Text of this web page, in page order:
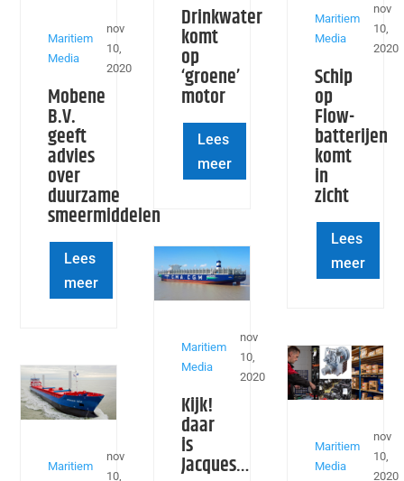
Drinkwater
komt
op
‘groene’
motor
Lees
meer
Maritiem
Media
nov
10,
2020
Schip
op
Flow-
batterijen
komt
in
zicht
Lees
meer
Maritiem
Media
nov
10,
2020
Mobene
B.V.
geeft
advies
over
duurzame
smeermiddelen
Lees
meer
Maritiem
Media
nov
10,
2020
Kijk!
daar
is
Jacques…
Maritiem
Media
nov
10,
2020
Maritiem
nov
10,